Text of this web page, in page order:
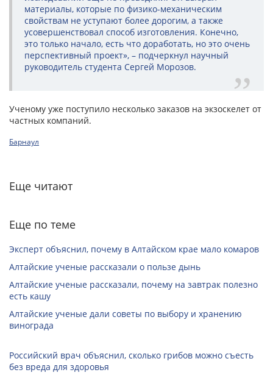
материалы, которые по физико-механическим
свойствам не уступают более дорогим, а также
усовершенствовал способ изготовления. Конечно,
это только начало, есть что доработать, но это очень
перспективный проект», – подчеркнул научный
руководитель студента Сергей Морозов.
Ученому уже поступило несколько заказов на экзоскелет от
частных компаний.
Барнаул
Еще читают
Еще по теме
Эксперт объяснил, почему в Алтайском крае мало комаров
Алтайские ученые рассказали о пользе дынь
Алтайские ученые рассказали, почему на завтрак полезно
есть кашу
Алтайские ученые дали советы по выбору и хранению
винограда
Российский врач объяснил, сколько грибов можно съесть
без вреда для здоровья